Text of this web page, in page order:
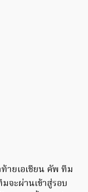
ายเอเชียน คัพ ทีม
จะผ่านเข้าสู่รอบ